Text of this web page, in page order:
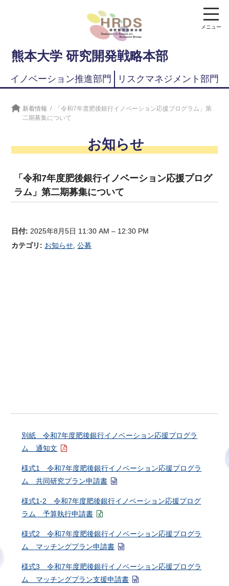
メニュー
熊本大学 研究開発戦略本部
イノベーション推進部門 リスクマネジメント部門
新着情報 /
「令和7年度肥後銀行イノベーション応援プログラム」第
二期募集について
お知らせ
「令和7年度肥後銀行イノベーション応援プログ
ラム」第二期募集について
日付: 2025年8月5日 11:30 AM – 12:30 PM
カテゴリ: お知らせ ,公募
別紙 令和7年度肥後銀行イノベーション応援プログラ
ム 通知文
様式1 令和7年度肥後銀行イノベーション応援プログラ
ム 共同研究プラン申請書
様式1-2 令和7年度肥後銀行イノベーション応援プログ
ラム 予算執行申請書
様式2 令和7年度肥後銀行イノベーション応援プログラ
ム マッチングプラン申請書
様式3 令和7年度肥後銀行イノベーション応援プログラ
ム マッチングプラン支援申請書